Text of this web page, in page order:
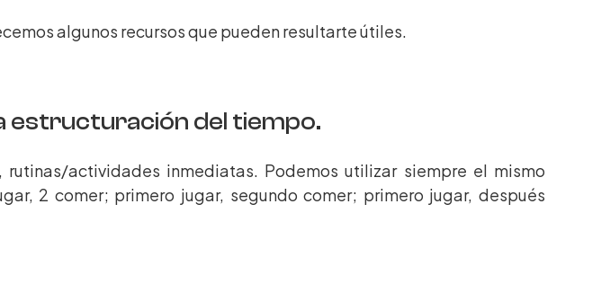
algunos recursos que pueden resultarte útiles.
estructuración del tiempo.
actividades inmediatas. Podemos utilizar siempre el mismo
2 comer; primero jugar, segundo comer; primero jugar, después